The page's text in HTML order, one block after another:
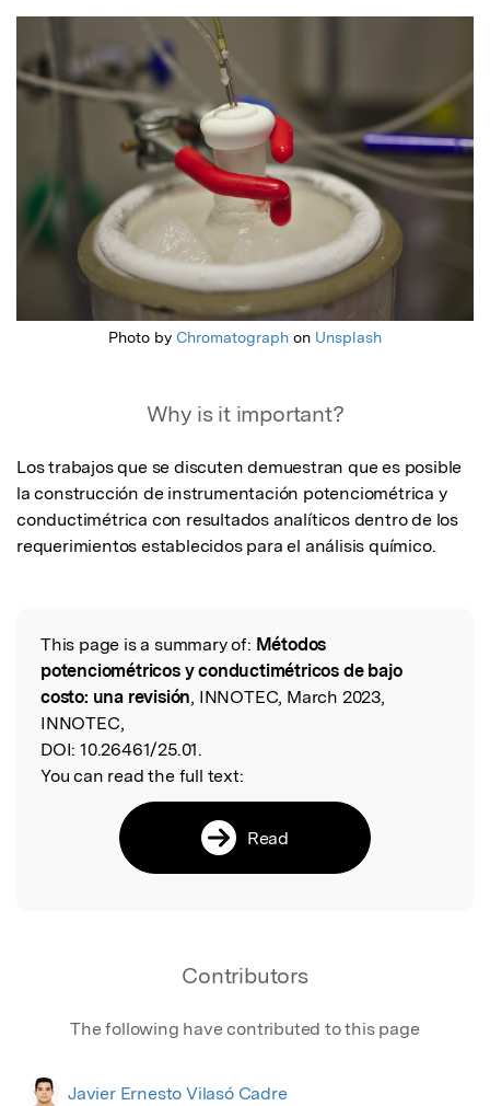
Photo by Chromatograph on Unsplash
Why is it important?
Los trabajos que se discuten demuestran que es posible
la construcción de instrumentación potenciométrica y
conductimétrica con resultados analíticos dentro de los
requerimientos establecidos para el análisis químico.
Read the Original
This page is a summary of: Métodos
potenciométricos y conductimétricos de bajo
costo: una revisión, INNOTEC, March 2023,
INNOTEC,
DOI: 10.26461/25.01.
You can read the full text:
Read
Contributors
The following have contributed to this page
Javier Ernesto Vilasó Cadre